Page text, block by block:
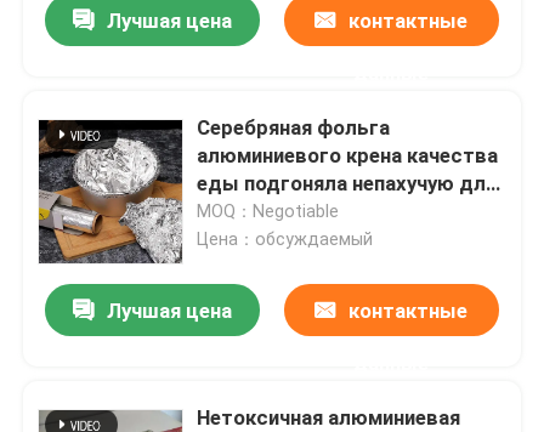
Лучшая цена контактные
Серебряная фольга
алюминиевого крена качества
еды подгоняла непахучую для
доставки еды
MOQ：Negotiable
Цена：обсуждаемый
Лучшая цена контактные
Нетоксичная алюминиевая